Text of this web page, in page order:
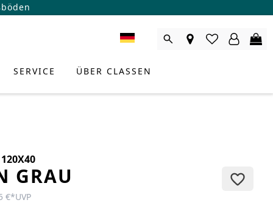
SERVICE ÜBER CLASSEN
GRAU
€*UVP